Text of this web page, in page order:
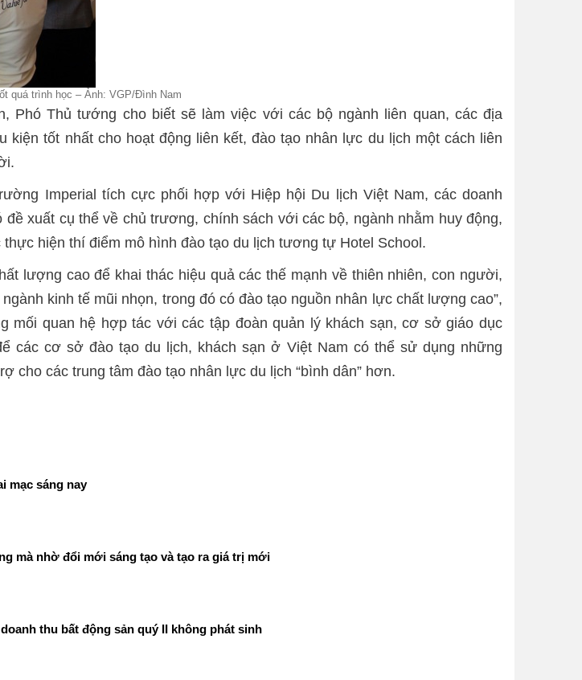
quá trình học – Ảnh: VGP/Đình Nam
Phó Thủ tướng cho biết sẽ làm việc với các bộ ngành liên quan, các địa
tốt nhất cho hoạt động liên kết, đào tạo nhân lực du lịch một cách liên
Imperial tích cực phối hợp với Hiệp hội Du lịch Việt Nam, các doanh
xuất cụ thể về chủ trương, chính sách với các bộ, ngành nhằm huy động,
hiện thí điểm mô hình đào tạo du lịch tương tự Hotel School.
lượng cao để khai thác hiệu quả các thế mạnh về thiên nhiên, con người,
kinh tế mũi nhọn, trong đó có đào tạo nguồn nhân lực chất lượng cao”,
mối quan hệ hợp tác với các tập đoàn quản lý khách sạn, cơ sở giáo dục
các cơ sở đào tạo du lịch, khách sạn ở Việt Nam có thể sử dụng những
cho các trung tâm đào tạo nhân lực du lịch “bình dân” hơn.
mạc sáng nay
mà nhờ đổi mới sáng tạo và tạo ra giá trị mới
thu bất động sản quý II không phát sinh